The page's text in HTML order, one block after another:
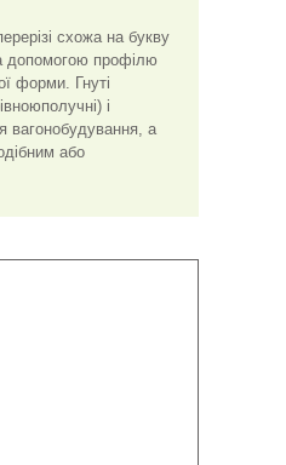
схожа на букву
допомогою профілю
форми. Гнуті
і
вагонобудування, а
або